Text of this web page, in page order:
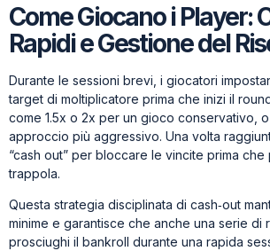
Come Giocano i Player:
Rapidi e Gestione del
Durante le sessioni brevi, i giocatori
target di moltiplicatore prima che inizi il
come 1.5x o 2x per un gioco conservativo,
approccio più aggressivo. Una volta
“cash out” per bloccare le vincite prima
trappola.
Questa strategia disciplinata di cash‑out
minime e garantisce che anche una serie di
prosciughi il bankroll durante una rapida